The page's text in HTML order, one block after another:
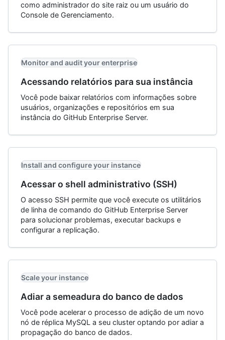
como administrador do site raiz ou um usuário do
Console de Gerenciamento.
Monitor and audit your enterprise
Acessando relatórios para sua instância
Você pode baixar relatórios com informações sobre
usuários, organizações e repositórios em sua
instância do GitHub Enterprise Server.
Install and configure your instance
Acessar o shell administrativo (SSH)
O acesso SSH permite que você execute os utilitários
de linha de comando do GitHub Enterprise Server
para solucionar problemas, executar backups e
configurar a replicação.
Scale your instance
Adiar a semeadura do banco de dados
Você pode acelerar o processo de adição de um novo
nó de réplica MySQL a seu cluster optando por adiar a
propagação do banco de dados.